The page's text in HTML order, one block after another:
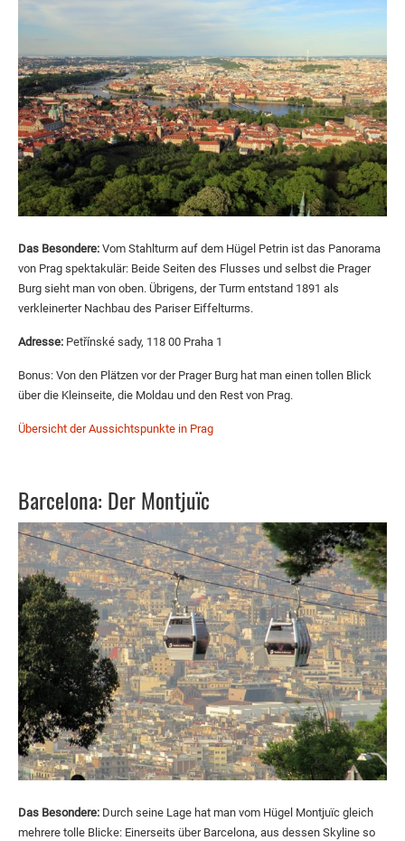
Das Besondere: Vom Stahlturm auf dem Hügel Petrin ist das Panorama
von Prag spektakulär: Beide Seiten des Flusses und selbst die Prager
Burg sieht man von oben. Übrigens, der Turm entstand 1891 als
verkleinerter Nachbau des Pariser Eiffelturms.
Adresse: Petřínské sady, 118 00 Praha 1
Bonus: Von den Plätzen vor der Prager Burg hat man einen tollen Blick
über die Kleinseite, die Moldau und den Rest von Prag.
Übersicht der Aussichtspunkte in Prag
Barcelona: Der Montjuïc
Das Besondere: Durch seine Lage hat man vom Hügel Montjuïc gleich
mehrere tolle Blicke: Einerseits über Barcelona, aus dessen Skyline so